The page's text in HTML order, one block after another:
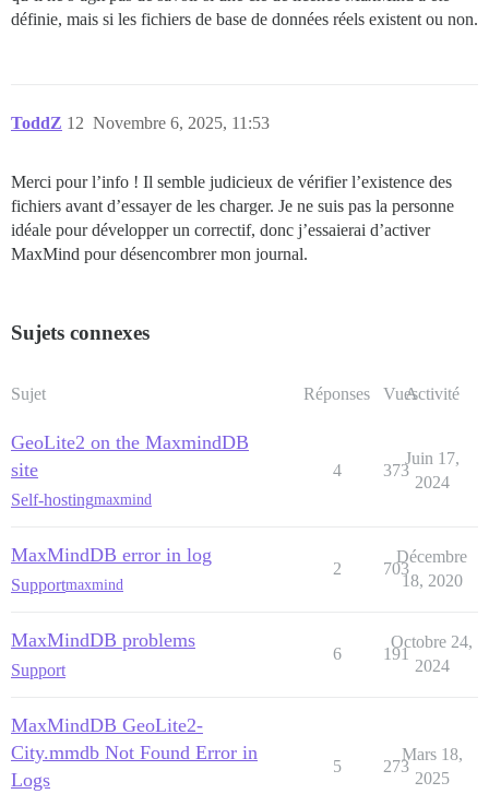
définie, mais si les fichiers de base de données réels existent ou non.
ToddZ Novembre 6, 2025, 11:53
12
Merci pour l’info ! Il semble judicieux de vérifier l’existence des
fichiers avant d’essayer de les charger. Je ne suis pas la personne
idéale pour développer un correctif, donc j’essaierai d’activer
MaxMind pour désencombrer mon journal.
Sujets connexes
Sujet Réponses VuesActivité
GeoLite2 on the MaxmindDB
site
Self-hostingmaxmind
4 373
Juin 17,
2024
MaxMindDB error in log
Supportmaxmind
2 703
Décembre
18, 2020
MaxMindDB problems
Support
6 191
Octobre 24,
2024
MaxMindDB GeoLite2-
City.mmdb Not Found Error in
Logs
5 273
Mars 18,
2025